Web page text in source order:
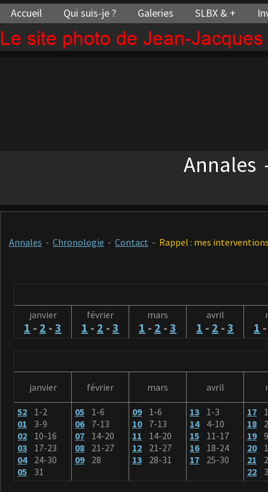
Le site photo de Jean-
Accueil Qui suis-je ? Galeries SLBX & +
Annales
Annales - Chronologie - Contact - Rappel : mes
janvier
1 - 2 - 3
février
1 - 2 - 3
mars
1 - 2 - 3
avril
1 - 2 - 3 1
janvier février mars avril
52 1-2
01 3-9
02 10-16
03 17-23
0424-30
05 31
05 1-6
067-13
07 14-20
08 21-27
0928
091-6
107-13
11 14-20
12 21-27
13 28-31
13 1-3
144-10
15 11-17
1618-24
17 25-30
17 1
18
19
20
21
22